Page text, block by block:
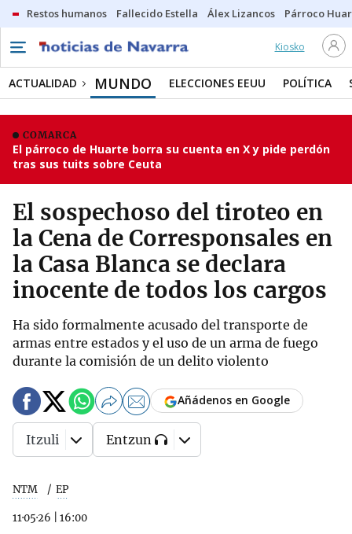
Restos humanos Fallecido Estella Álex Lizancos Párroco
Kiosko
ACTUALIDAD MUNDO ELECCIONES EEUU POLÍTICA
COMARCA
El párroco de Huarte borra su cuenta en X y pide perdón
tras sus tuits sobre Ceuta
El sospechoso del tiroteo en
la Cena de Corresponsales en
la Casa Blanca se declara
inocente de todos los cargos
Ha sido formalmente acusado del transporte de
armas entre estados y el uso de un arma de fuego
durante la comisión de un delito violento
NTM EP
11·05·26 16:00
Añádenos en Google
Itzuli Entzun